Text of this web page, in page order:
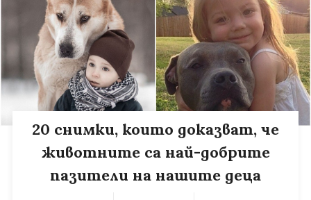
20 снимки, които доказват, че
животните са най-добрите
пазители на нашите деца